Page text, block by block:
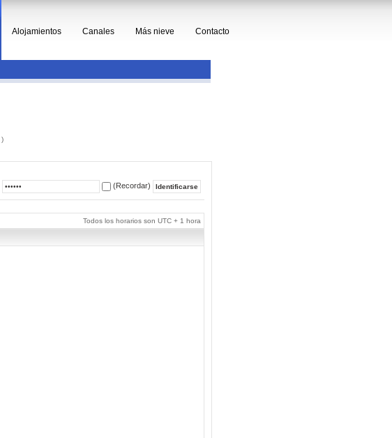
Alojamientos Canales Más nieve Contacto
)
(Recordar)
Todos los horarios son UTC + 1 hora